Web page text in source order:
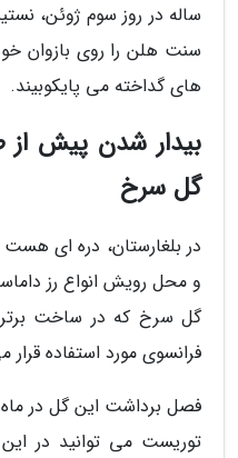
ساله در روز سوم ژوئن،
سنت هلن را روی بازوان
های گداخته می پایکوبیند.
بیدار شدن پیش
گل سرخ
در بلغارستان، دره ای
و محل رویش انواع رز
گل سرخ که در ساخت
فرانسوی مورد استفاده قرار
فصل برداشت این گل در
توریست می توانید در